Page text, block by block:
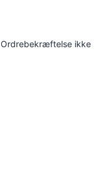
Ordrebekræftelse ikke